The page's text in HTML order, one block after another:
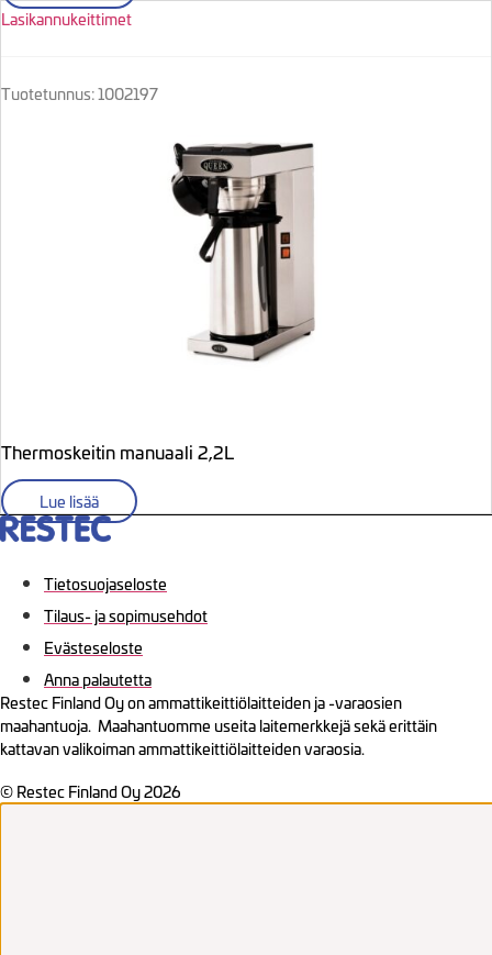
Lasikannukeittimet
Tuotetunnus: 1002197
Thermoskeitin manuaali 2,2L
Lue lisää
Tietosuojaseloste
Tilaus- ja sopimusehdot
Evästeseloste
Anna palautetta
Restec Finland Oy on ammattikeittiölaitteiden ja -varaosien
maahantuoja. Maahantuomme useita laitemerkkejä sekä erittäin
kattavan valikoiman ammattikeittiölaitteiden varaosia.
© Restec Finland Oy 2026